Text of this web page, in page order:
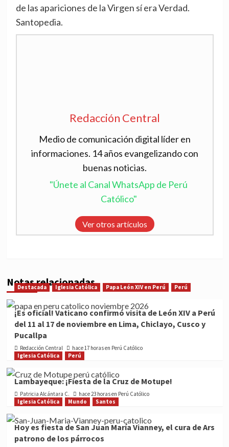
de las apariciones de la Virgen sí era Verdad.
Santopedia.
Redacción Central
Medio de comunicación digital líder en
informaciones. 14 años evangelizando con
buenas noticias.
"Únete al Canal WhatsApp de Perú
Católico"
Ver otros artículos
Notas relacionadas
Destacada Iglesia Católica Papa León XIV en Perú Perú
¡Es oficial! Vaticano confirmó visita de León XIV a Perú
del 11 al 17 de noviembre en Lima, Chiclayo, Cusco y
Pucallpa
Redacción Central
hace 17 horas en Perú Católico
Iglesia Católica
Perú
Lambayeque: ¡Fiesta de la Cruz de Motupe!
Patricia Alcántara C.
hace 23 horas en Perú Católico
Iglesia Católica
Mundo Santos
Hoy es fiesta de San Juan María Vianney, el cura de Ars
patrono de los párrocos